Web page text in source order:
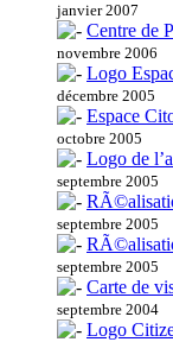
janvier 2007
Centre de
novembre 2006
Logo
décembre 2005
Espace
octobre 2005
Logo de
septembre 2005
septembre 2005
septembre 2005
Carte de
septembre 2004
Logo